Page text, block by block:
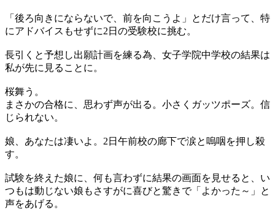
「後ろ向きにならないで、前を向こうよ」とだけ言って、特
にアドバイスもせずに2日の受験校に挑む。
長引くと予想し出願計画を練る為、女子学院中学校の結果は
私が先に見ることに。
桜舞う。
まさかの合格に、思わず声が出る。小さくガッツポーズ。信
じられない。
娘、あなたは凄いよ。2日午前校の廊下で涙と嗚咽を押し殺
す。
試験を終えた娘に、何も言わずに結果の画面を見せると、い
つもは動じない娘もさすがに喜びと驚きで「よかった～」と
声をあげる。